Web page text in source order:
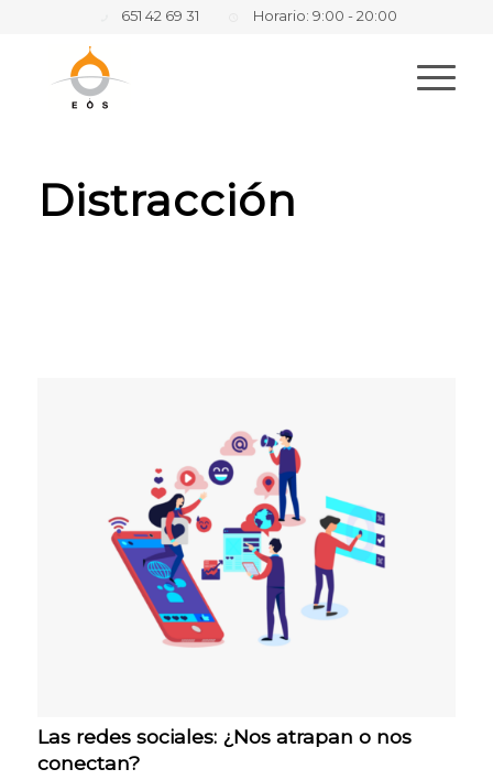
651 42 69 31 Horario: 9:00 - 20:00
Distracción
Las redes sociales: ¿Nos atrapan o nos
conectan?